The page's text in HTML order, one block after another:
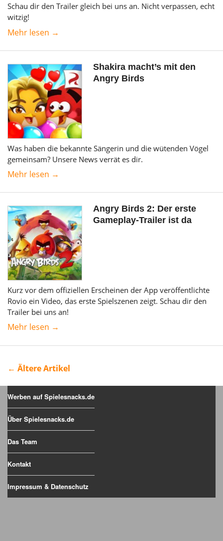
Schau dir den Trailer gleich bei uns an. Nicht verpassen, echt
witzig!
Mehr lesen →
Shakira macht’s mit den
Angry Birds
Was haben die bekannte Sängerin und die wütenden Vögel
gemeinsam? Unsere News verrät es dir.
Mehr lesen →
Angry Birds 2: Der erste
Gameplay-Trailer ist da
Kurz vor dem offiziellen Erscheinen der App veröffentlichte
Rovio ein Video, das erste Spielszenen zeigt. Schau dir den
Trailer bei uns an!
Mehr lesen →
← Ältere Artikel
Werben auf Spielesnacks.de
Über Spielesnacks.de
Das Team
Kontakt
Impressum & Datenschutz